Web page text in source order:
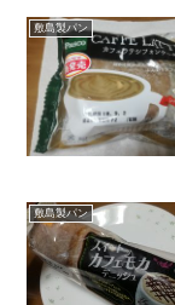
敷島製パン
敷島製パン